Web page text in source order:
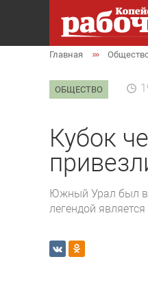
Главная
ОБЩЕСТВО
Кубок
Южный Урал был
легендой